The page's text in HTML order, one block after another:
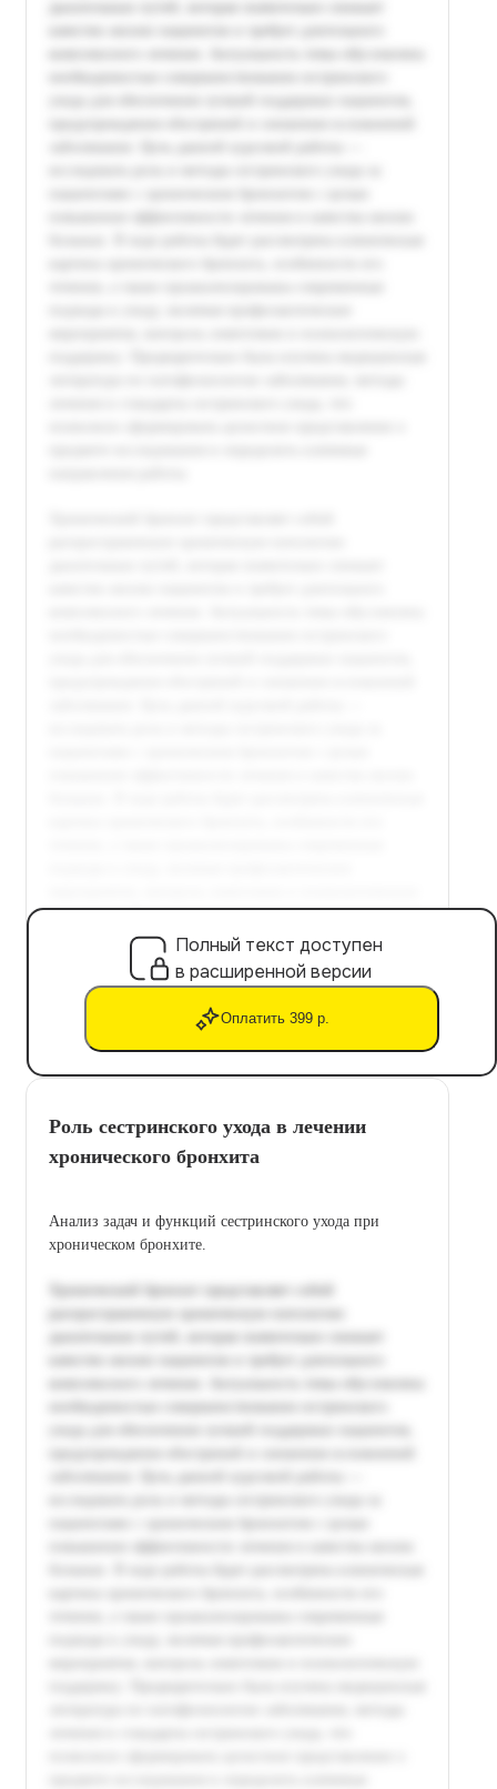
Полный текст доступен
в расширенной версии
Оплатить 399 р.
Роль сестринского ухода в лечении
хронического бронхита
Анализ задач и функций сестринского ухода при
хроническом бронхите.